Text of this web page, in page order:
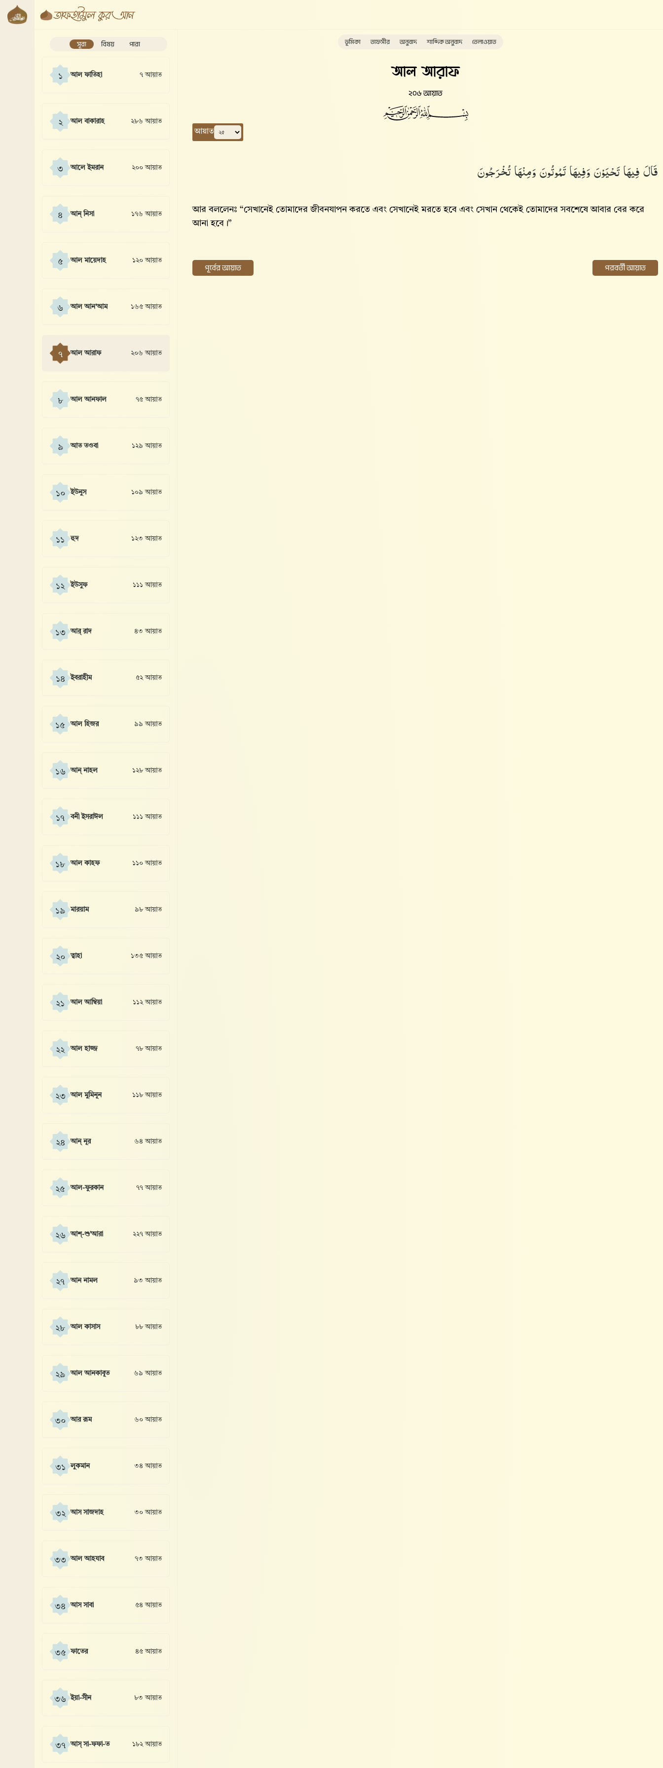
সূরা বিষয় পারা
১ আল ফাতিহা ৭ আয়াত
২ আল বাকারাহ ২৮৬ আয়াত
৩ আলে ইমরান ২০০ আয়াত
৪ আন্ নিসা ১৭৬ আয়াত
৫ আল মায়েদাহ ১২০ আয়াত
৬ আল আন'আম ১৬৫ আয়াত
৭ আল আরাফ ২০৬ আয়াত
৮ আল আনফাল ৭৫ আয়াত
৯ আত তওবা ১২৯ আয়াত
১০ ইউনুস ১০৯ আয়াত
১১ হুদ ১২৩ আয়াত
১২ ইউসুফ ১১১ আয়াত
১৩ আর্ রাদ ৪৩ আয়াত
১৪ ইবরাহীম ৫২ আয়াত
১৫ আল হিজর ৯৯ আয়াত
১৬ আন্ নাহল ১২৮ আয়াত
১৭ বনী ইসরাঈল ১১১ আয়াত
১৮ আল কাহফ ১১০ আয়াত
১৯ মারয়াম ৯৮ আয়াত
২০ ত্বাহা ১৩৫ আয়াত
২১ আল আম্বিয়া ১১২ আয়াত
২২ আল হাজ্জ ৭৮ আয়াত
২৩ আল মুমিনূন ১১৮ আয়াত
২৪ আন্ নূর ৬৪ আয়াত
২৫ আল-ফুরকান ৭৭ আয়াত
২৬ আশ্-শু’আরা ২২৭ আয়াত
২৭ আন নামল ৯৩ আয়াত
২৮ আল কাসাস ৮৮ আয়াত
২৯ আল আনকাবূত ৬৯ আয়াত
৩০ আর রূম ৬০ আয়াত
৩১ লুকমান ৩৪ আয়াত
৩২ আস সাজদাহ ৩০ আয়াত
৩৩ আল আহযাব ৭৩ আয়াত
৩৪ আস সাবা ৫৪ আয়াত
৩৫ ফাতের ৪৫ আয়াত
৩৬ ইয়া-সীন ৮৩ আয়াত
৩৭ আস্ সা-ফফা-ত ১৮২ আয়াত
ভূমিকা তাফসীর অনুবাদ শাব্দিক অনুবাদ তেলাওয়াত
আল আরাফ
২০৬ আয়াত
আয়াত
قَالَ فِيهَا تَحْيَوْنَ وَفِيهَا تَمُوتُونَ وَمِنْهَا تُخْرَجُونَ
আর বললেনঃ “সেখানেই তোমাদের জীবনযাপন করতে এবং সেখানেই মরতে হবে এবং সেখান থেকেই তোমাদের সবশেষে আবার বের করে
আনা হবে।”
পূর্বের আয়াত পরবর্তী আয়াত